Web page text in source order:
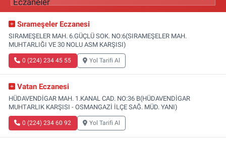
Sırameşeler Eczanesi
SIRAMEŞELER MAH. 6.GÜÇLÜ SOK. NO:6(SIRAMEŞELER MAH.
MUHTARLIĞI VE 30 NOLU ASM KARŞISI)
0 (224) 234 45 55 Yol Tarifi Al
Vatan Eczanesi
HÜDAVENDİGAR MAH. 1.KANAL CAD. NO:36 B(HÜDAVENDİGAR
MUHTARLIK KARŞISI - OSMANGAZİ İLÇE SAĞ. MÜD. YANI)
0 (224) 234 60 92 Yol Tarifi Al